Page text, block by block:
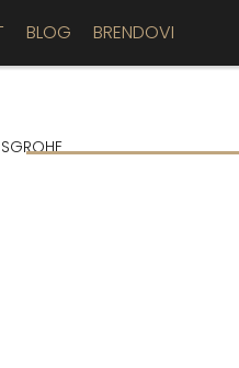
BLOG BRENDOVI